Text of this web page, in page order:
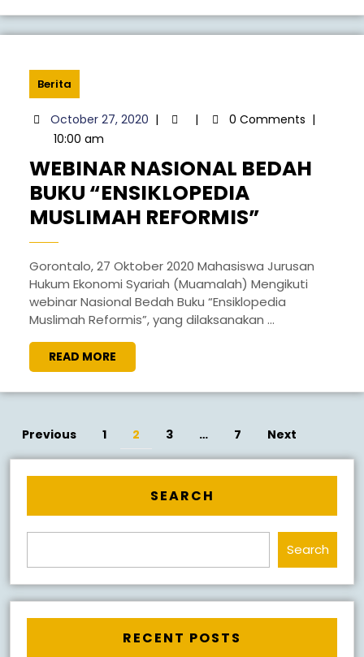
POLITIK
YANG
DOWN”
Berita
October 27, 2020October
| | 0 Comments |
10:00 am
WEBINAR NASIONAL BEDAH
BUKU “ENSIKLOPEDIA
MUSLIMAH REFORMIS”
BEDAH
BUKU
Gorontalo, 27 Oktober 2020 Mahasiswa Jurusan
Hukum Ekonomi Syariah (Muamalah) Mengikuti
webinar Nasional Bedah Buku “Ensiklopedia
Muslimah Reformis”, yang dilaksanakan ...
READ MORE
MORE
Posts
pagination
Previous 1 2 3 … 7 Next
SEARCH
Search
RECENT POSTS